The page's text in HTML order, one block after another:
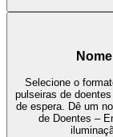
Selecione o
pulseiras de
de espera. Dê um
de Doentes –